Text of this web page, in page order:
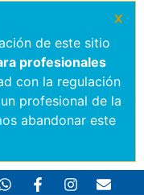
de este sitio
profesionales
con la regulación
profesional de la
abandonar este
×